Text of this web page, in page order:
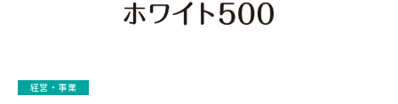
経営・事業